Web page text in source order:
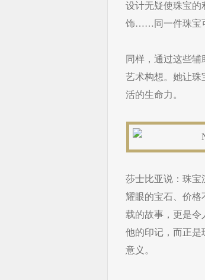
设计无疑使珠宝的
饰……同一件珠宝
同样，通过这些
艺术构想。她让珠
活的生命力。
莎士比亚说：珠宝
耀眼的宝石、价格
载的故事，更是令
他的印记，而正是
意义。